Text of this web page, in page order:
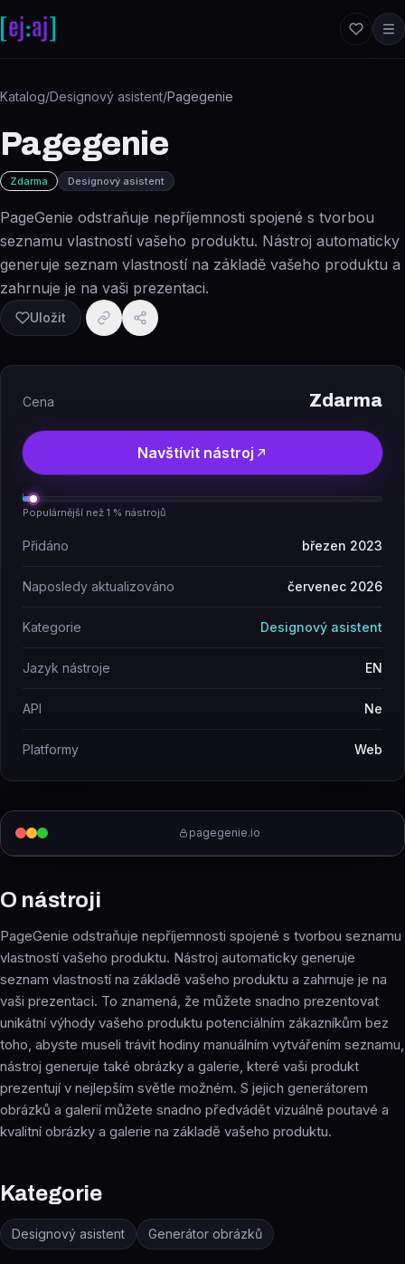
Katalog/Designový asistent/Pagegenie
Pagegenie
Zdarma Designový asistent
PageGenie odstraňuje nepříjemnosti spojené s tvorbou
seznamu vlastností vašeho produktu. Nástroj automaticky
generuje seznam vlastností na základě vašeho produktu a
zahrnuje je na vaši prezentaci.
Uložit
pagegenie.io
O nástroji
PageGenie odstraňuje nepříjemnosti spojené s tvorbou seznamu
vlastností vašeho produktu. Nástroj automaticky generuje
seznam vlastností na základě vašeho produktu a zahrnuje je na
vaši prezentaci. To znamená, že můžete snadno prezentovat
unikátní výhody vašeho produktu potenciálním zákazníkům bez
toho, abyste museli trávit hodiny manuálním vytvářením seznamu,
nástroj generuje také obrázky a galerie, které vaši produkt
prezentují v nejlepším světle možném. S jejich generátorem
obrázků a galerií můžete snadno předvádět vizuálně poutavé a
kvalitní obrázky a galerie na základě vašeho produktu.
Kategorie
Designový asistent Generátor obrázků
Cena Zdarma
Navštívit nástroj
Populárnější než 1 % nástrojů
Přidáno březen 2023
Naposledy aktualizováno červenec 2026
Kategorie Designový asistent
Jazyk nástroje EN
API Ne
Platformy Web